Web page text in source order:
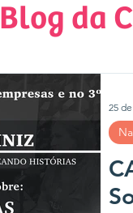
Blog da
25